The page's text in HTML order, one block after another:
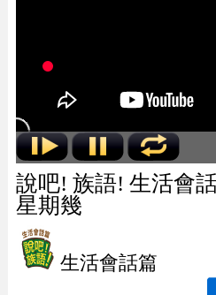
說吧! 族語! 生活會
星期幾
生活會話篇